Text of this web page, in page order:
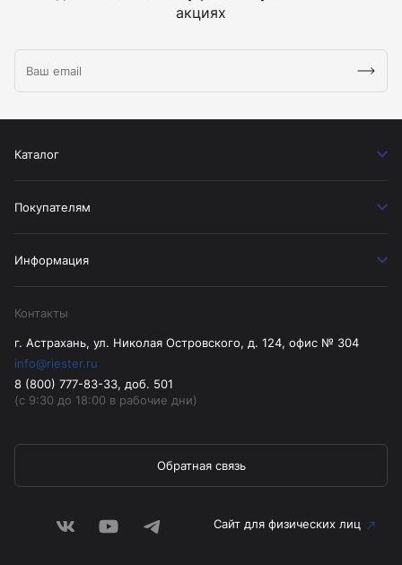
акциях
Каталог
Покупателям
Информация
Контакты
г. Астрахань, ул. Николая Островского, д. 124, офис № 304
info@riester.ru
8 (800) 777-83-33, доб. 501
(с 9:30 до 18:00 в рабочие дни)
Обратная связь
Сайт для физических лиц